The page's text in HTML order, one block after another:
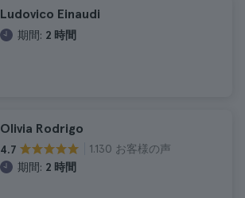
Ludovico Einaudi
期間: 2 時間
Olivia Rodrigo
4.7
1.130 お客様の声
期間: 2 時間